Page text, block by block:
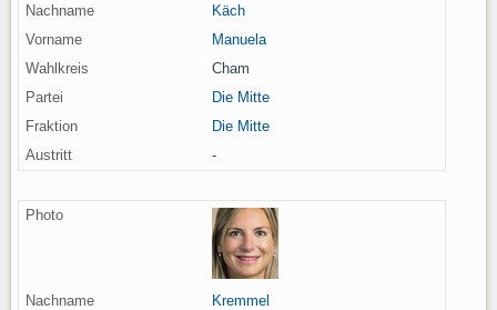
Käch
Manuela
Cham
Die Mitte
Die Mitte
-
Kremmel